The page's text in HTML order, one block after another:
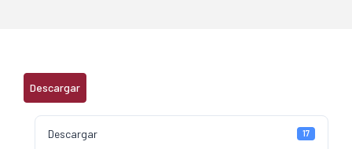
Descargar
Descargar 17